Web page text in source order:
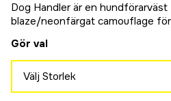
Dog Handler är en
blaze/neonfärgat camouflage
Gör val
Välj Storlek